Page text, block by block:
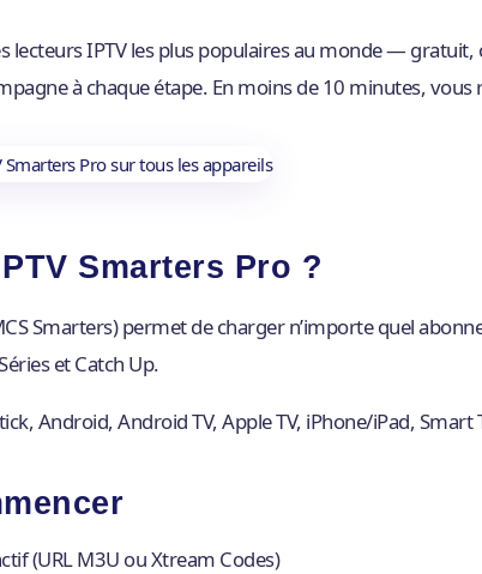
lecteurs IPTV les plus populaires au monde —
à chaque étape. En moins de 10 minutes, vous
Smarters Pro ?
Smarters) permet de charger n’importe quel
et Catch Up.
Android, Android TV, Apple TV, iPhone/iPad, Smart
(URL M3U ou Xtream Codes)